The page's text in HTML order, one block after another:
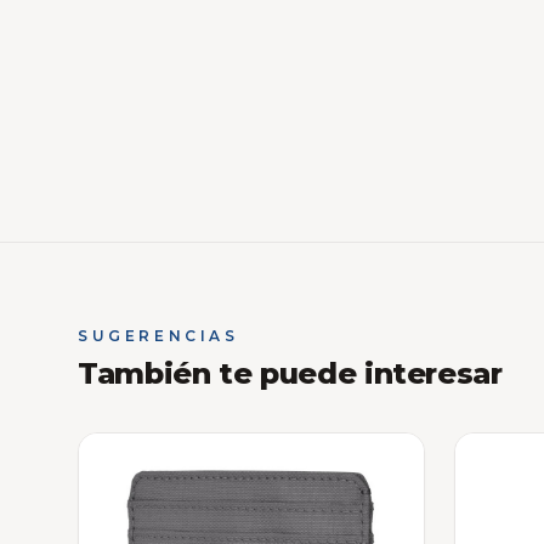
SUGERENCIAS
También te puede interesar